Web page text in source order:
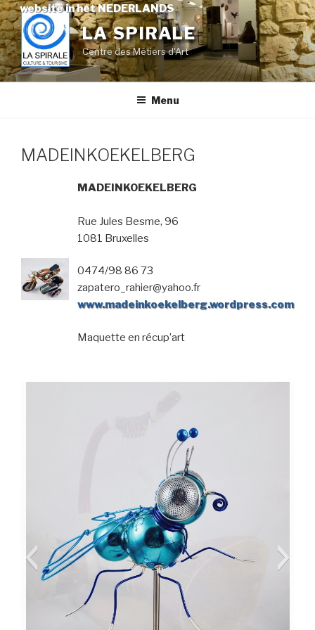
website in het NEDERLANDS
Skip
to
content
LA SPIRALE
Centre des Métiers d'Art
Menu
MADEINKOEKELBERG
MADEINKOEKELBERG
Rue Jules Besme, 96
1081 Bruxelles
0474/98 86 73
zapatero_rahier@yahoo.fr
www.madeinkoekelberg.wordpress.com
Maquette en récup’art